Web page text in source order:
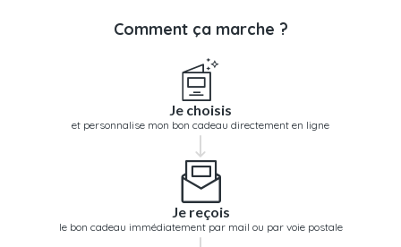
Comment ça marche ?
Je choisis
et personnalise mon bon cadeau directement en ligne
Je reçois
le bon cadeau immédiatement par mail ou par voie postale